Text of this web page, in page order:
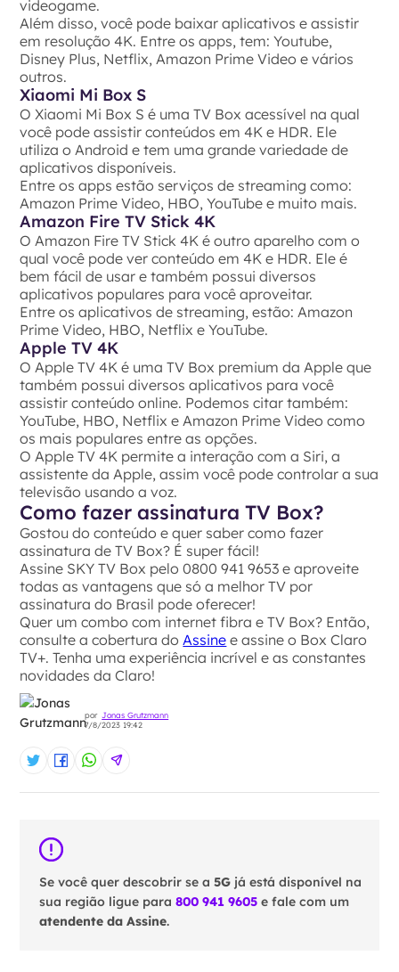
videogame.
Além disso, você pode baixar aplicativos e assistir
em resolução 4K. Entre os apps, tem: Youtube,
Disney Plus, Netflix, Amazon Prime Video e vários
outros.
Xiaomi Mi Box S
O Xiaomi Mi Box S é uma TV Box acessível na qual
você pode assistir conteúdos em 4K e HDR. Ele
utiliza o Android e tem uma grande variedade de
aplicativos disponíveis.
Entre os apps estão serviços de streaming como:
Amazon Prime Video, HBO, YouTube e muito mais.
Amazon Fire TV Stick 4K
O Amazon Fire TV Stick 4K é outro aparelho com o
qual você pode ver conteúdo em 4K e HDR. Ele é
bem fácil de usar e também possui diversos
aplicativos populares para você aproveitar.
Entre os aplicativos de streaming, estão: Amazon
Prime Video, HBO, Netflix e YouTube.
Apple TV 4K
O Apple TV 4K é uma TV Box premium da Apple que
também possui diversos aplicativos para você
assistir conteúdo online. Podemos citar também:
YouTube, HBO, Netflix e Amazon Prime Video como
os mais populares entre as opções.
O Apple TV 4K permite a interação com a Siri, a
assistente da Apple, assim você pode controlar a sua
televisão usando a voz.
Como fazer assinatura TV Box?
Gostou do conteúdo e quer saber como fazer
assinatura de TV Box? É super fácil!
Assine SKY TV Box pelo 0800 941 9653 e aproveite
todas as vantagens que só a melhor TV por
assinatura do Brasil pode oferecer!
Quer um combo com internet fibra e TV Box? Então,
consulte a cobertura do Assine e assine o Box Claro
TV+. Tenha uma experiência incrível e as constantes
novidades da Claro!
por Jonas Grutzmann
7/8/2023 19:42
Se você quer descobrir se a5G já está disponível na
sua região ligue para800 941 9605 e fale com um
atendente da Assine.